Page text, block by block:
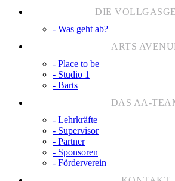
- Was geht ab?
- Place to be
- Studio 1
- Barts
- Lehrkräfte
- Supervisor
- Partner
- Sponsoren
- Förderverein